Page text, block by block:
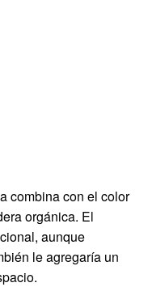
combina con el color
orgánica. El
aunque
le agregaría un